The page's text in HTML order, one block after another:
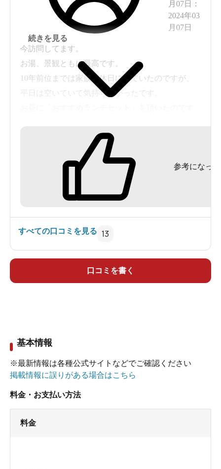
月07日
：
2024年03
月07日
今訪問してます。
お湯、景観ともに最高です。
10年前位までは家族と休日に来ていたのですが、
平日は空いていて気持ちよかったです。
また来ます。
続きを見る
参考になった
すべての口コミを見る 13
口コミを書く
基本情報
※最新情報は各種公式サイトなどでご確認ください
掲載情報に誤りがある場合はこちら
料金・お支払い方法
料金